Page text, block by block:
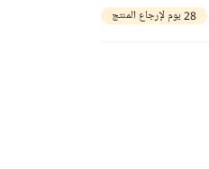
28 يوم لإرجاع المنتج